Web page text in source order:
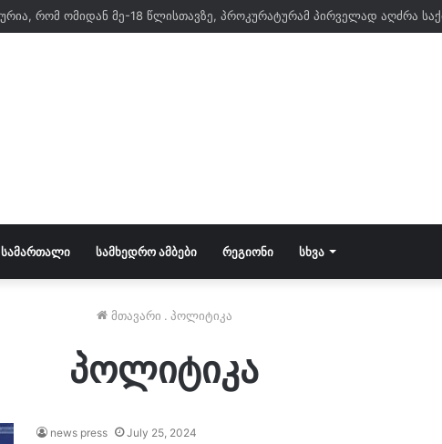
ᲡᲐᲛᲐᲠᲗᲐᲚᲘ ᲡᲐᲛᲮᲔᲓᲠᲝ ᲐᲛᲑᲔᲑᲘ ᲠᲔᲒᲘᲝᲜᲘ ᲡᲮᲕᲐ
მთავარი . პოლიტიკა
პოლიტიკა
news press July 25, 2024